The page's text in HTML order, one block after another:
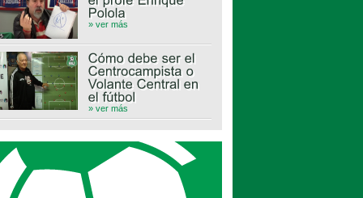
» ver más
» ver más